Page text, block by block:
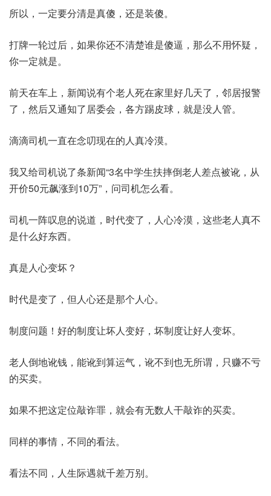
所以，一定要分清是真傻，还是装傻。
打牌一轮过后，如果你还不清楚谁是傻逼，那么不用怀疑，
你一定就是。
前天在车上，新闻说有个老人死在家里好几天了，邻居报警
了，然后又通知了居委会，各方踢皮球，就是没人管。
滴滴司机一直在念叨现在的人真冷漠。
我又给司机说了条新闻“3名中学生扶摔倒老人差点被讹，从
开价50元飙涨到10万”，问司机怎么看。
司机一阵叹息的说道，时代变了，人心冷漠，这些老人真不
是什么好东西。
真是人心变坏？
时代是变了，但人心还是那个人心。
制度问题！好的制度让坏人变好，坏制度让好人变坏。
老人倒地讹钱，能讹到算运气，讹不到也无所谓，只赚不亏
的买卖。
如果不把这定位敲诈罪，就会有无数人干敲诈的买卖。
同样的事情，不同的看法。
看法不同，人生际遇就千差万别。